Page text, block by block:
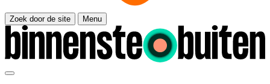
Zoek door de site Menu